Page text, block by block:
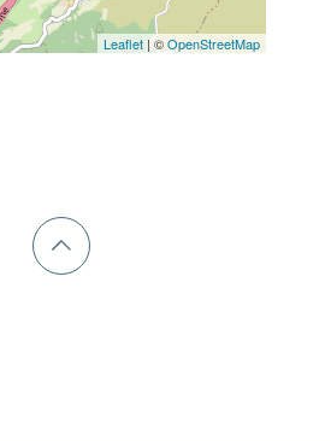
Leaflet | ©OpenStreetMap